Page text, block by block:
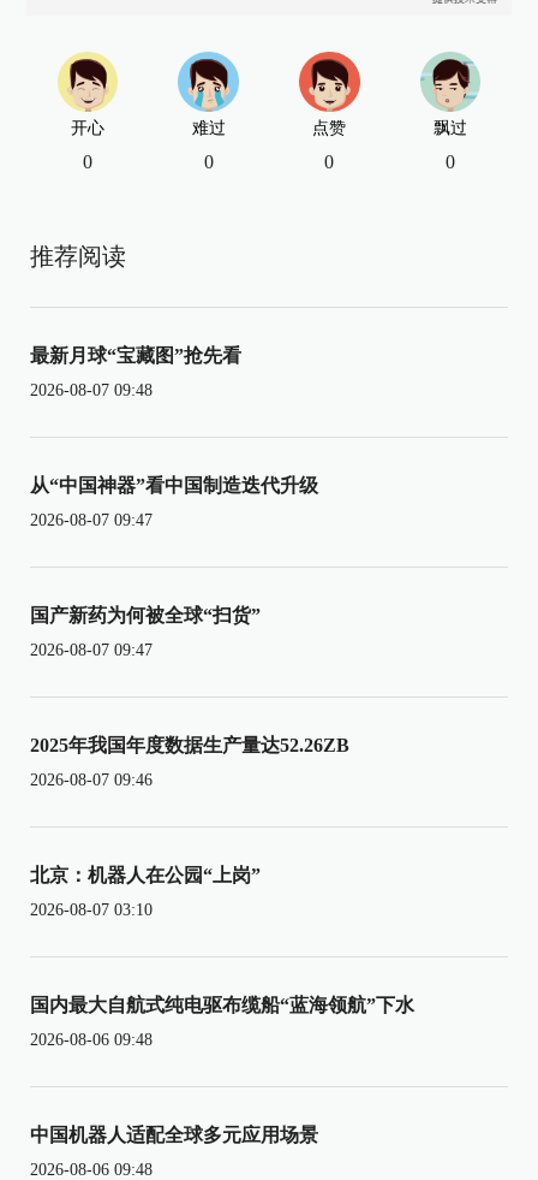
开心
0
难过
0
点赞
0
飘过
0
推荐阅读
最新月球“宝藏图”抢先看
2026-08-07 09:48
从“中国神器”看中国制造迭代升级
2026-08-07 09:47
国产新药为何被全球“扫货”
2026-08-07 09:47
2025年我国年度数据生产量达52.26ZB
2026-08-07 09:46
北京：机器人在公园“上岗”
2026-08-07 03:10
国内最大自航式纯电驱布缆船“蓝海领航”下水
2026-08-06 09:48
中国机器人适配全球多元应用场景
2026-08-06 09:48